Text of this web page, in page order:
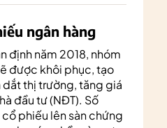
ngân hàng
định năm 2018, nhóm
được khôi phục, tạo
dắt thị trường, tăng giá
đầu tư (NĐT). Số
phiếu lên sàn chứng